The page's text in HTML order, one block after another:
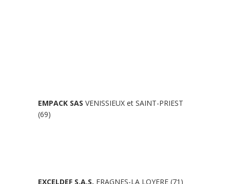
EMPACK SAS VENISSIEUX et SAINT-PRIEST
(69)
EXCELDEF S.A.S. FRAGNES-LA LOYERE (71)